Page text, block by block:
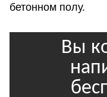
бетонном полу.